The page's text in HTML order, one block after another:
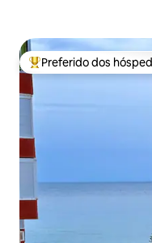
Entre os melhores
Preferido dos